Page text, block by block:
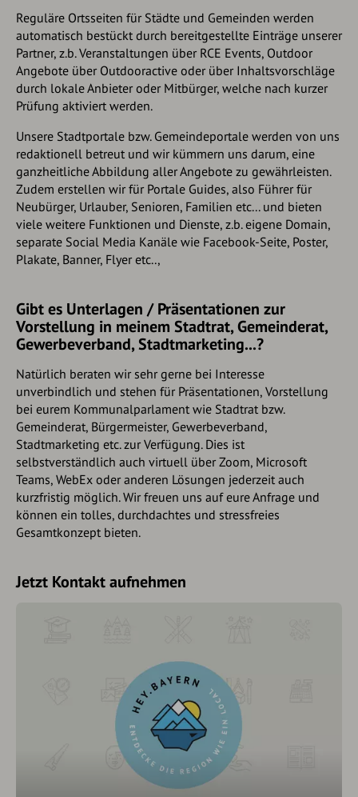
Reguläre Ortsseiten für Städte und Gemeinden werden
automatisch bestückt durch bereitgestellte Einträge unserer
Partner, z.b. Veranstaltungen über RCE Events, Outdoor
Angebote über Outdooractive oder über Inhaltsvorschläge
durch lokale Anbieter oder Mitbürger, welche nach kurzer
Prüfung aktiviert werden.
Unsere Stadtportale bzw. Gemeindeportale werden von uns
redaktionell betreut und wir kümmern uns darum, eine
ganzheitliche Abbildung aller Angebote zu gewährleisten.
Zudem erstellen wir für Portale Guides, also Führer für
Neubürger, Urlauber, Senioren, Familien etc... und bieten
viele weitere Funktionen und Dienste, z.b. eigene Domain,
separate Social Media Kanäle wie Facebook-Seite, Poster,
Plakate, Banner, Flyer etc..,
Gibt es Unterlagen / Präsentationen zur
Vorstellung in meinem Stadtrat, Gemeinderat,
Gewerbeverband, Stadtmarketing...?
Natürlich beraten wir sehr gerne bei Interesse
unverbindlich und stehen für Präsentationen, Vorstellung
bei eurem Kommunalparlament wie Stadtrat bzw.
Gemeinderat, Bürgermeister, Gewerbeverband,
Stadtmarketing etc. zur Verfügung. Dies ist
selbstverständlich auch virtuell über Zoom, Microsoft
Teams, WebEx oder anderen Lösungen jederzeit auch
kurzfristig möglich. Wir freuen uns auf eure Anfrage und
können ein tolles, durchdachtes und stressfreies
Gesamtkonzept bieten.
Jetzt Kontakt aufnehmen